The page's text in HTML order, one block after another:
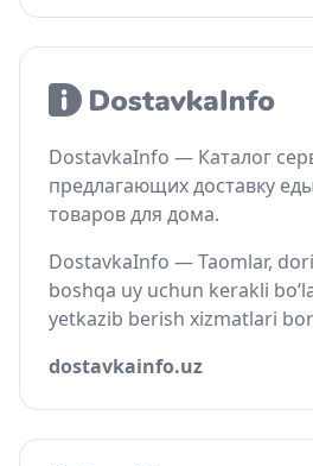
DostavkaInfo — Каталог
предлагающих доставку
товаров для дома.
DostavkaInfo — Taomlar,
boshqa uy uchun kerakli
yetkazib berish xizmatlari
dostavkainfo.uz